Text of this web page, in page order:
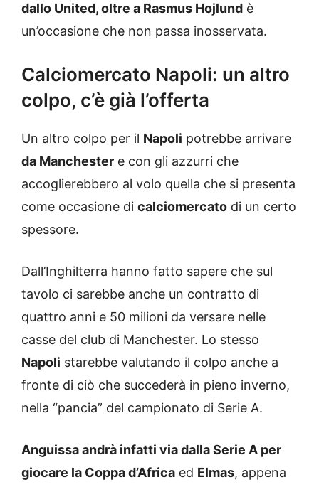
dallo United, oltre a Rasmus Hojlund è
un’occasione che non passa inosservata.
Calciomercato Napoli: un altro
colpo, c’è già l’offerta
Un altro colpo per il Napoli potrebbe arrivare
da Manchester e con gli azzurri che
accoglierebbero al volo quella che si presenta
come occasione di calciomercato di un certo
spessore.
Dall’Inghilterra hanno fatto sapere che sul
tavolo ci sarebbe anche un contratto di
quattro anni e 50 milioni da versare nelle
casse del club di Manchester. Lo stesso
Napoli starebbe valutando il colpo anche a
fronte di ciò che succederà in pieno inverno,
nella “pancia” del campionato di Serie A.
Anguissa andrà infatti via dalla Serie A per
giocare la Coppa d’Africa ed Elmas, appena